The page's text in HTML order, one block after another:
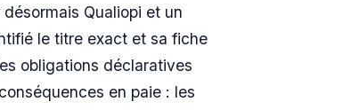
Qualiopi et un
le titre exact et sa fiche
obligations déclaratives
en paie : les